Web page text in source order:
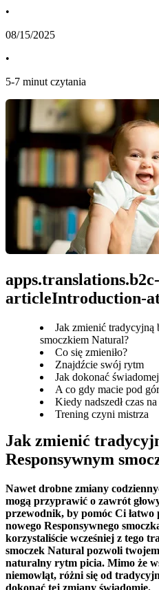
•
08/15/2025
•
5-7 minut czytania
articleIntroduction-
Jak zmienić tradycyjną
smoczkiem Natural?
Co się zmieniło?
Znajdźcie swój rytm
Jak dokonać
A co gdy macie pod
Kiedy nadszedł czas
Trening czyni mistrza
Jak zmienić
Responsywnym
Nawet drobne zmiany
mogą przyprawić o zawrót
przewodnik, by pomóc Ci łatwo
nowego Responsywnego
korzystaliście wcześniej z tego
smoczek Natural pozwoli
naturalny rytm picia. Mimo że
niemowląt, różni się od
dokonać tej zmiany świadomie.